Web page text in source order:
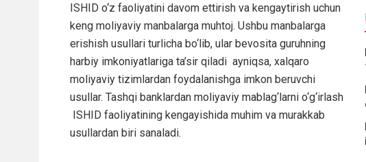
ISHID o‘z faoliyatini davom ettirish va kengaytirish uchun
keng moliyaviy manbalarga muhtoj. Ushbu manbalarga
erishish usullari turlicha bo‘lib, ular bevosita guruhning
harbiy imkoniyatlariga ta’sir qiladi ayniqsa, xalqaro
moliyaviy tizimlardan foydalanishga imkon beruvchi
usullar. Tashqi banklardan moliyaviy mablag‘larni o‘g‘irlash
ISHID faoliyatining kengayishida muhim va murakkab
usullardan biri sanaladi.